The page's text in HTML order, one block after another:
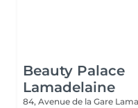
Beauty Palace
Lamadelaine
84, Avenue de la Gare